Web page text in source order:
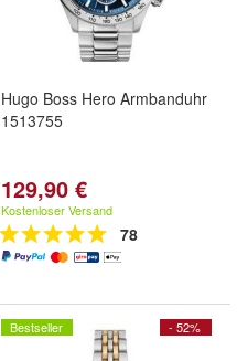
Hugo Boss Hero Armbanduhr
1513755
129,90 €
Kostenloser Versand
78
- 52%
Bestseller